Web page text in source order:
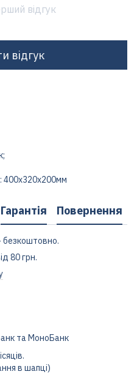
відгук
відгук
400х320х200мм
Гарантія Повернення
безкоштовно.
80 грн.
та МоноБанк
в шапці)